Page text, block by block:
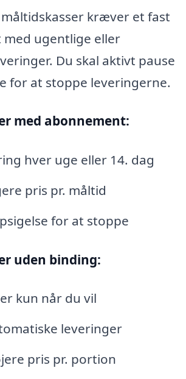
kræver et fast
ugentlige eller
Du skal aktivt pause
for at stoppe leveringerne.
med abonnement:
hver uge eller 14. dag
pris pr. måltid
for at stoppe
uden binding:
kun når du vil
leveringer
pris pr. portion